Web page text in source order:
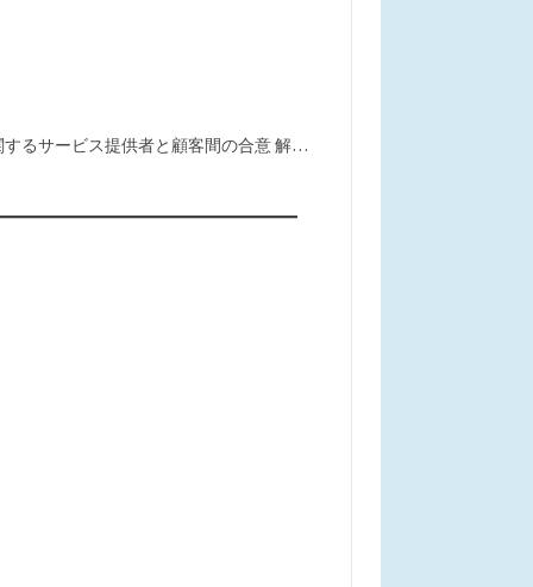
するサービス提供者と顧客間の合意 解…